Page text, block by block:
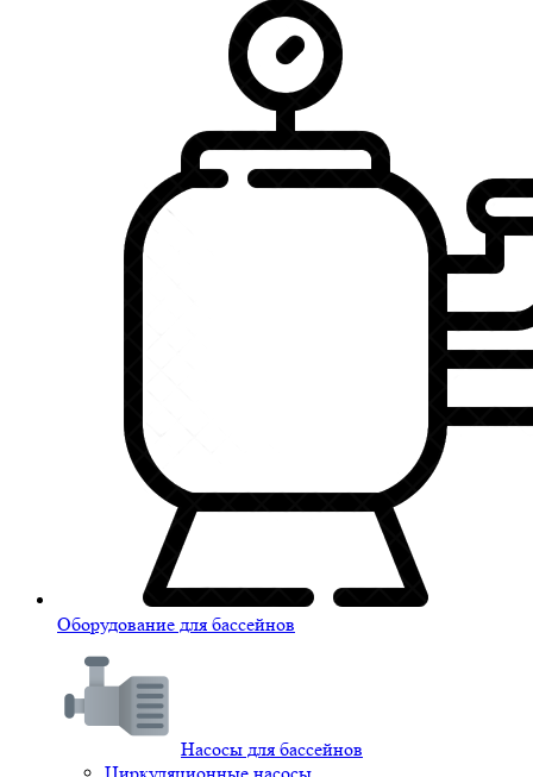
Оборудование для бассейнов
Насосы для бассейнов